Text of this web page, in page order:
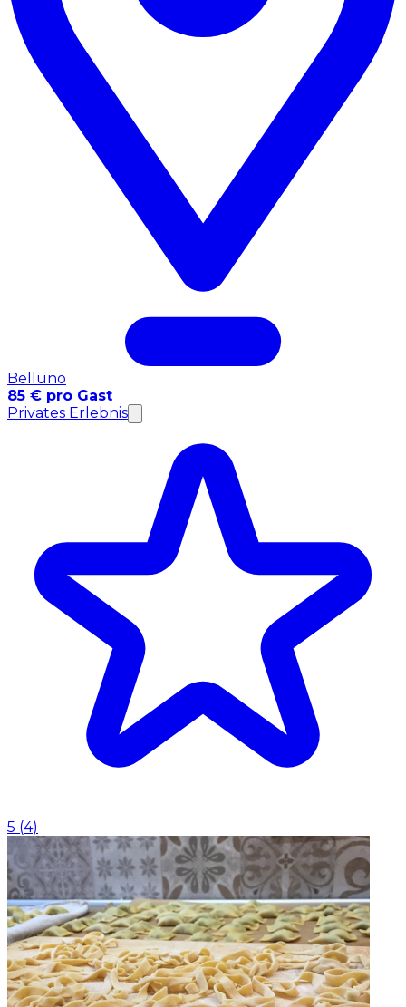
Belluno
85 € pro Gast
Privates Erlebnis
5 (4)